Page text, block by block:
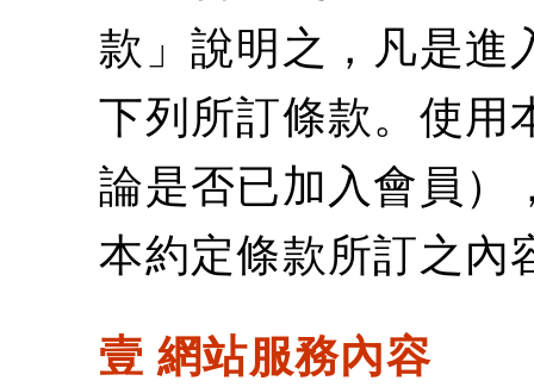
款」說明之，凡是進
下列所訂條款。使用
論是否已加入會員）
本約定條款所訂之內
壹 網站服務內容